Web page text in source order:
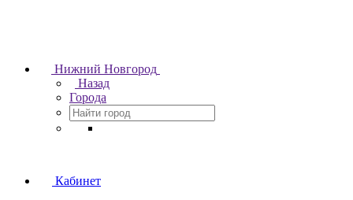
Нижний Новгород
Назад
Города
Кабинет